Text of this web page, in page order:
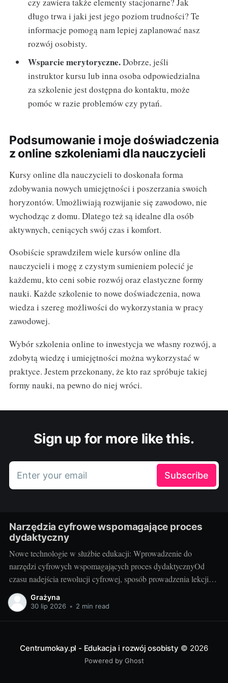
długo trwa i jaki jest jego poziom trudności? Te
informacje pomogą nam lepiej zaplanować nasz
rozwój osobisty.
Wsparcie merytoryczne.Dobrze, jeśli
instruktor kursu lub inna osoba odpowiedzialna
za szkolenie jest dostępna do kontaktu, może
pomóc w razie problemów czy pytań.
Podsumowanie i moje doświadczenia
z online szkoleniami dla nauczycieli
Kursy online dla nauczycieli to doskonała forma
zdobywania nowych umiejętności i poszerzania swoich
horyzontów. Umożliwiają rozwijanie się zawodowo, nie
wychodząc z domu. Dlatego też są idealne dla osób
aktywnych, ceniących swój czas i komfort.
Osobiście sprawdziłem wiele kursów online dla
nauczycieli i mogę z czystym sumieniem polecić je
każdemu, kto ceni sobie rozwój oraz elastyczne formy
nauki. Każde szkolenie to nowe doświadczenia, nowa
wiedza i szereg możliwości do wykorzystania w pracy
zawodowej.
Wybór szkolenia online to inwestycja we własny rozwój, a
zdobytą wiedzę i umiejętności można wykorzystać w
praktyce. Jestem przekonany, że kto raz spróbuje takiej
formy nauki, na pewno do niej wróci.
Sign up for more like this.
Enter your email Subscribe
Narzędzia cyfrowe wspomagające proces
dydaktyczny
Nowe technologie w służbie edukacji: Wprowadzenie do
narzędzi cyfrowych wspomagających proces dydaktycznyOd
czasu nadejścia rewolucji cyfrowej, sposób prowadzenia lekcji
przechodzi gwałtowną transformację. Narzędzia cyfrowe, takie
jak programy edukacyjne, aplikacje czy platformy e-learningowe,
swojej oferty dydaktycznej i ułatwiają
Grażyna
30 lip 2026 • 2 min read
Centrumokay.pl - Edukacja i rozwój osobisty © 2026
Powered by Ghost